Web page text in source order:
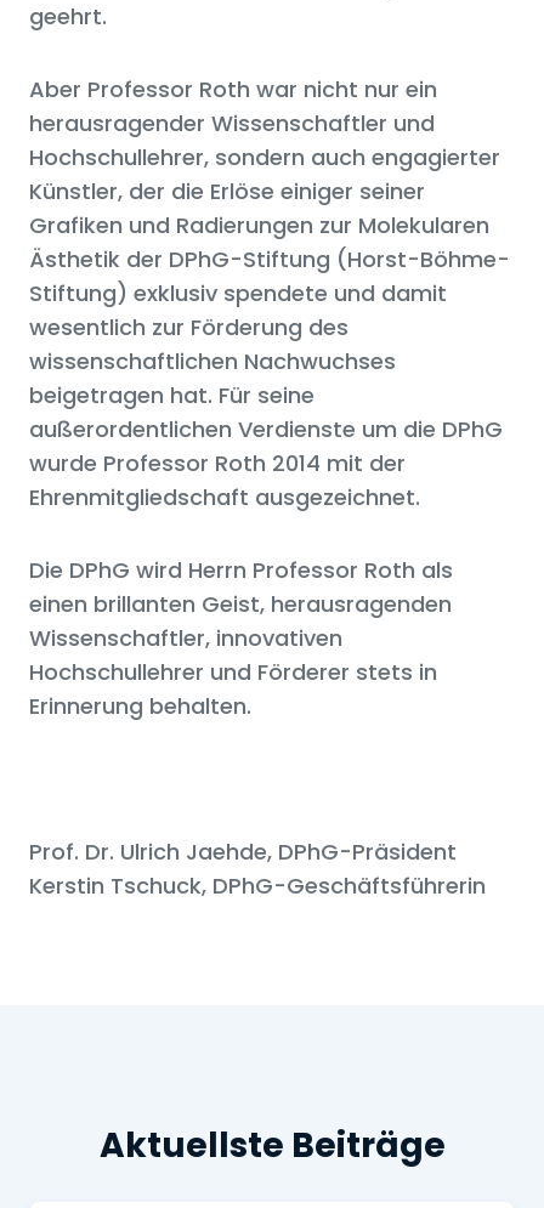
geehrt.
Aber Professor Roth war nicht nur ein
herausragender Wissenschaftler und
Hochschullehrer, sondern auch engagierter
Künstler, der die Erlöse einiger seiner
Grafiken und Radierungen zur Molekularen
Ästhetik der DPhG-Stiftung (Horst-Böhme-
Stiftung) exklusiv spendete und damit
wesentlich zur Förderung des
wissenschaftlichen Nachwuchses
beigetragen hat. Für seine
außerordentlichen Verdienste um die DPhG
wurde Professor Roth 2014 mit der
Ehrenmitgliedschaft ausgezeichnet.
Die DPhG wird Herrn Professor Roth als
einen brillanten Geist, herausragenden
Wissenschaftler, innovativen
Hochschullehrer und Förderer stets in
Erinnerung behalten.
Prof. Dr. Ulrich Jaehde, DPhG-Präsident
Kerstin Tschuck, DPhG-Geschäftsführerin
Aktuellste Beiträge